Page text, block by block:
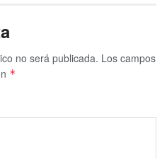
no será publicada. Los campos
*